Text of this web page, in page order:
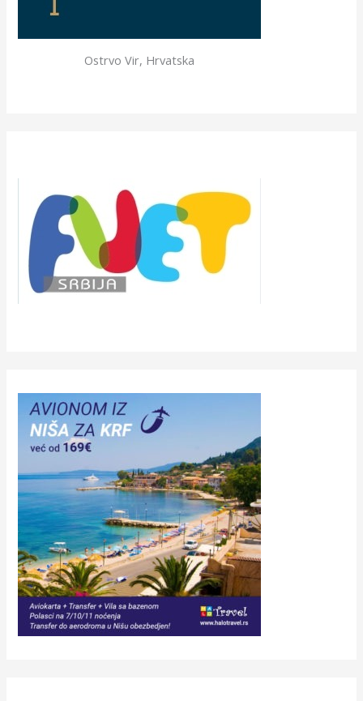
Ostrvo Vir, Hrvatska